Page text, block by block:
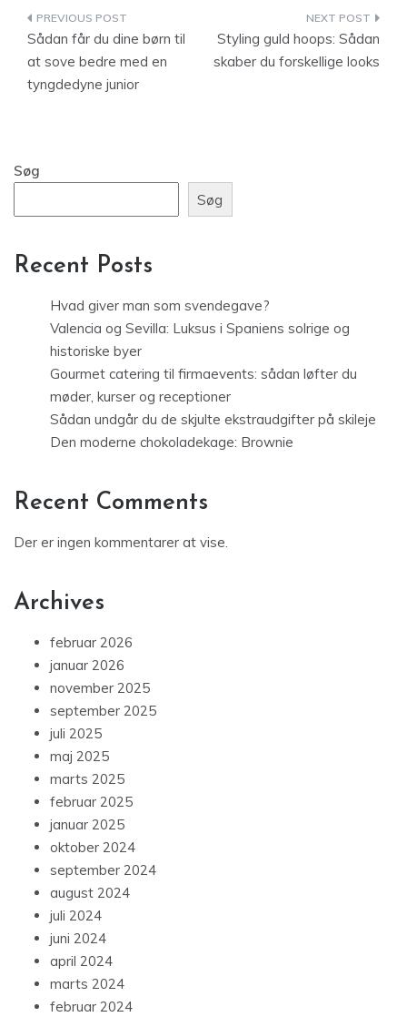
Indlægsnavigation
Sådan får du dine børn til
at sove bedre med en
tyngdedyne junior
Styling guld hoops: Sådan
skaber du forskellige looks
Søg
Søg
Recent Posts
Hvad giver man som svendegave?
Valencia og Sevilla: Luksus i Spaniens solrige og
historiske byer
Gourmet catering til firmaevents: sådan løfter du
møder, kurser og receptioner
Sådan undgår du de skjulte ekstraudgifter på skileje
Den moderne chokoladekage: Brownie
Recent Comments
Der er ingen kommentarer at vise.
Archives
februar 2026
januar 2026
november 2025
september 2025
juli 2025
maj 2025
marts 2025
februar 2025
januar 2025
oktober 2024
september 2024
august 2024
juli 2024
juni 2024
april 2024
marts 2024
februar 2024